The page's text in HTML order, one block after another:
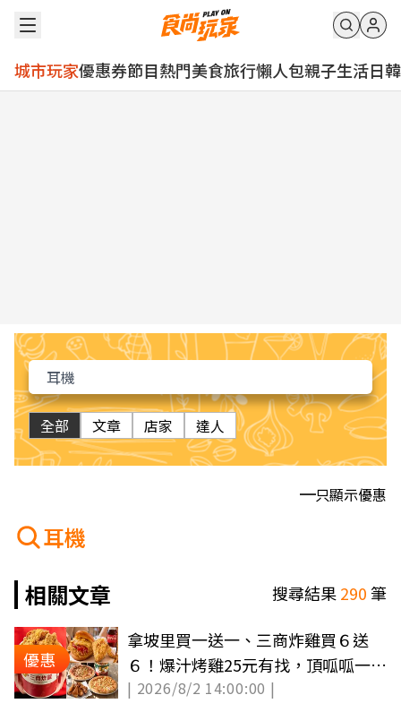
城市玩家優惠券節目熱門美食旅行懶人包親子生活日韓
全部 文章 店家 達人
只顯示優惠
耳機
相關文章
搜尋結果290筆
優惠
拿坡里買一送一、三商炸雞買６送
６！爆汁烤雞25元有找，頂呱呱一斤
雞６折
| 2026/8/2 14:00:00 |